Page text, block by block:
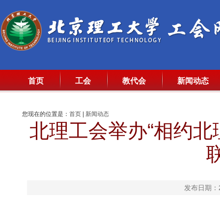
首页 工会 教代会 新闻动态
您现在的位置是： 首页 新闻动态
北理工会举办“相约
发布日期